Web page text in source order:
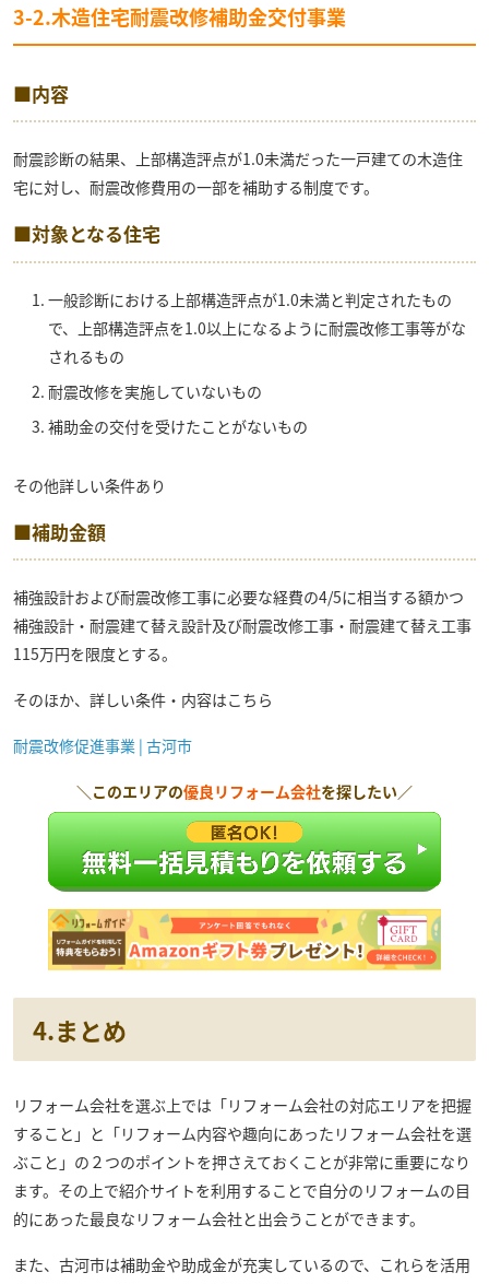
3-2.木造住宅耐震改修補助金交付事業
■内容
耐震診断の結果、上部構造評点が1.0未満だった一戸建ての木造住
宅に対し、耐震改修費用の一部を補助する制度です。
■対象となる住宅
一般診断における上部構造評点が1.0未満と判定されたもの
で、上部構造評点を1.0以上になるように耐震改修工事等がな
されるもの
耐震改修を実施していないもの
補助金の交付を受けたことがないもの
その他詳しい条件あり
■補助金額
補強設計および耐震改修工事に必要な経費の4/5に相当する額かつ
補強設計・耐震建て替え設計及び耐震改修工事・耐震建て替え工事
115万円を限度とする。
そのほか、詳しい条件・内容はこちら
耐震改修促進事業 | 古河市
＼このエリアの優良リフォーム会社を探したい／
4.まとめ
リフォーム会社を選ぶ上では「リフォーム会社の対応エリアを把握
すること」と「リフォーム内容や趣向にあったリフォーム会社を選
ぶこと」の２つのポイントを押さえておくことが非常に重要になり
ます。その上で紹介サイトを利用することで自分のリフォームの目
的にあった最良なリフォーム会社と出会うことができます。
また、古河市は補助金や助成金が充実しているので、これらを活用